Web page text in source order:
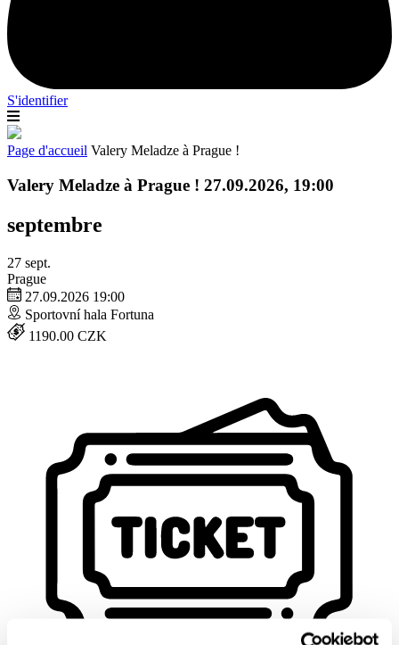
S'identifier
Page d'accueil Valery Meladze à Prague !
Valery Meladze à Prague ! 27.09.2026, 19:00
septembre
27 sept.
Prague
27.09.2026 19:00
Sportovní hala Fortuna
1190.00 CZK